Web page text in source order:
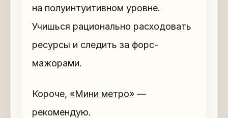
на полуинтуитивном уровне.
Учишься рационально расходовать
ресурсы и следить за форс-
мажорами.
Короче, «Мини метро»—
рекомендую.